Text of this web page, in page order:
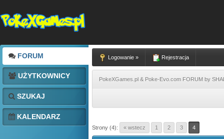
FORUM
UŻYTKOWNICY
SZUKAJ
KALENDARZ
Logowanie » Rejestracja
PokeXGames.pl & Poke-Evo.com FORUM by
Strony (4): « wstecz 1 2 3 4